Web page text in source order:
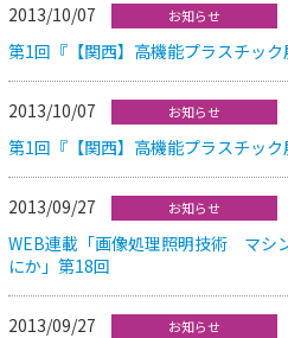
2013/10/07 お知らせ
第1回『【関西】高機能プラスチッ
2013/10/07 お知らせ
第1回『【関西】高機能プラスチッ
2013/09/27 お知らせ
WEB連載「画像処理照明技術 マシ
にか」第18回
2013/09/27 お知らせ